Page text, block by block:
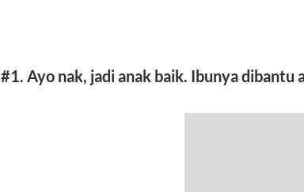
#1. Ayo nak, jadi anak baik. Ibunya dibantu